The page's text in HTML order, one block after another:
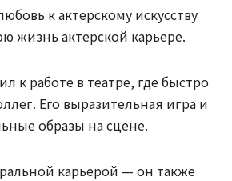
к актерскому искусству
жизнь актерской карьере.
к работе в театре, где быстро
Его выразительная игра и
образы на сцене.
карьерой — он также